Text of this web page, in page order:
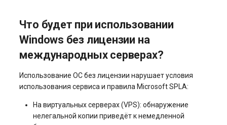
Что будет при использовании
Windows без лицензии на
международных серверах?
Использование ОС без лицензии нарушает условия
использования сервиса и правила Microsoft SPLA:
На виртуальных серверах (VPS): обнаружение
нелегальной копии приведёт к немедленной